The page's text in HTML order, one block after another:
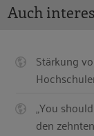
Auch
Stärkung
„You
den